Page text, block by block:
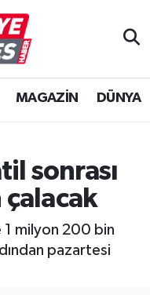
MAGAZİN DÜNYA
sonrası
çalacak
1 milyon 200 bin
pazartesi